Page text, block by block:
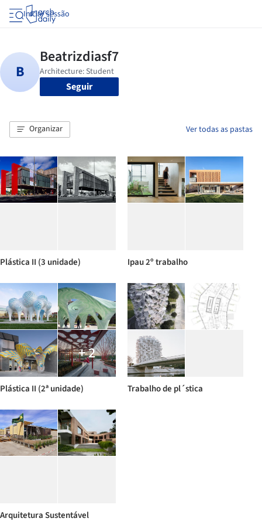
Iniciar sessão
Seguir
Organizar Ver todas as pastas
Plástica II (3 unidade) Ipau 2º trabalho
+ 2
Plástica II (2ª unidade) Trabalho de pl´stica
Arquitetura Sustentável